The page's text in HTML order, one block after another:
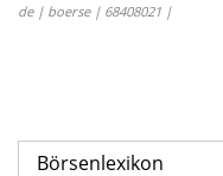
de | boerse | 68408021 |
Börsenlexikon